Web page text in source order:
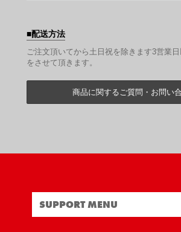
配送方法
ご注文頂いてから土日祝を除きます3営業
をさせて頂きます。
商品に関するご質問・お問い
SUPPORT MENU